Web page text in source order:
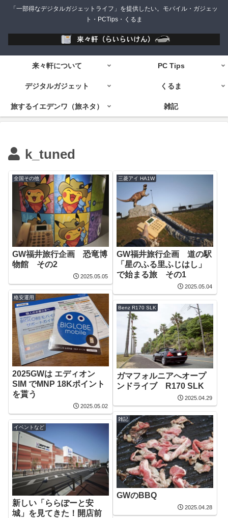
「一部得なデジタルガジェットライフ」を提供したい。モバイル・ガジェッ
ト・PCTips・くるま
来々軒について PC Tips
デジタルガジェット くるま
旅するイエデンワ（旅ネタ） 雑記
k_tuned
全国その他
GW福井旅行企画 恐竜博
物館 その2
2025.05.05
三菱アイ HA1W
GW福井旅行企画 道の駅
「星のふる里ふじはし」
で始まる旅 その1
2025.05.04
格安運用
2025GWは エディオン
SIM でMNP 18Kポイント
を貰う
2025.05.02
Benz R170 SLK
ガマフォルニアへオープ
ンドライブ R170 SLK
2025.04.29
雑記
GWのBBQ
2025.04.28
イベントなど
新しい「ららぽーと安
城」を見てきた！開店前